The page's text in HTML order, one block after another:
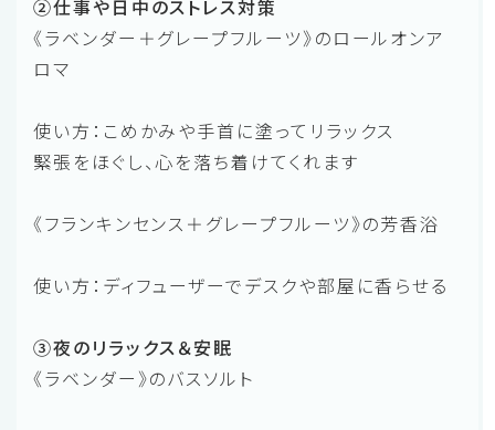
②仕事や日中のストレス対策
《ラベンダー＋グレープフルーツ》のロールオンア
ロマ
使い方：こめかみや手首に塗ってリラックス
緊張をほぐし、心を落ち着けてくれます
《フランキンセンス＋グレープフルーツ》の芳香浴
使い方：ディフューザーでデスクや部屋に香らせる
③夜のリラックス＆安眠
《ラベンダー》のバスソルト